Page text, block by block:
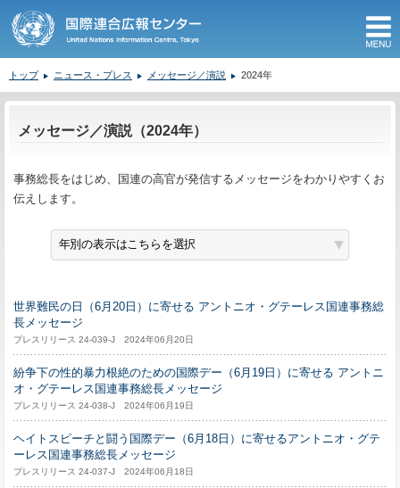
トップ ニュース・プレス メッセージ／演説 2024年
メッセージ／演説（2024年）
事務総長をはじめ、国連の高官が発信するメッセージをわかりやすくお
伝えします。
世界難民の日（6月20日）に寄せる アントニオ・グテーレス国連事務総
長メッセージ
プレスリリース 24-039-J 2024年06月20日
紛争下の性的暴力根絶のための国際デー（6月19日）に寄せる アントニ
オ・グテーレス国連事務総長メッセージ
プレスリリース 24-038-J 2024年06月19日
ヘイトスピーチと闘う国際デー（6月18日）に寄せるアントニオ・グテ
ーレス国連事務総長メッセージ
プレスリリース 24-037-J 2024年06月18日